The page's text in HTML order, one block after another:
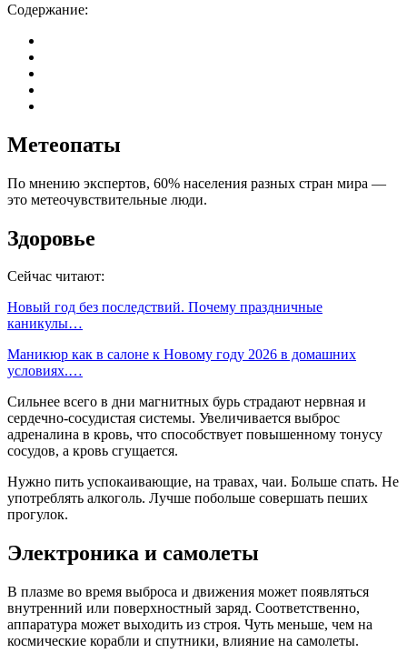
Содержание:
Метеопаты
По мнению экспертов, 60% населения разных стран мира —
это метеочувствительные люди.
Здоровье
Сейчас читают:
Новый год без последствий. Почему праздничные
каникулы…
Маникюр как в салоне к Новому году 2026 в домашних
условиях.…
Сильнее всего в дни магнитных бурь страдают нервная и
сердечно-сосудистая системы. Увеличивается выброс
адреналина в кровь, что способствует повышенному тонусу
сосудов, а кровь сгущается.
Нужно пить успокаивающие, на травах, чаи. Больше спать. Не
употреблять алкоголь. Лучше побольше совершать пеших
прогулок.
Электроника и самолеты
В плазме во время выброса и движения может появляться
внутренний или поверхностный заряд. Соответственно,
аппаратура может выходить из строя. Чуть меньше, чем на
космические корабли и спутники, влияние на самолеты.